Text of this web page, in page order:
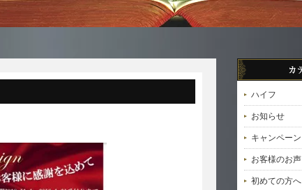
ハイフ
お知らせ
キャンペーン
お客様のお声
初めての方へ